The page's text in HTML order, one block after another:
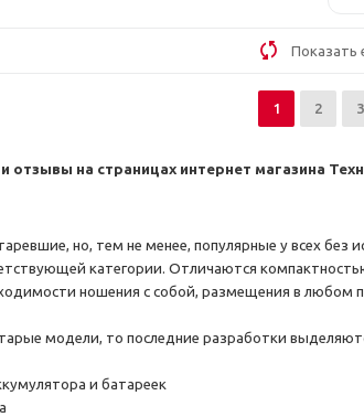
Показать
1 2 3
отзывы на страницах интернет магазина
но, тем не менее, популярные у всех
категории. Отличаются
ношения с собой, размещения в любом
модели, то последние разработки
и батареек